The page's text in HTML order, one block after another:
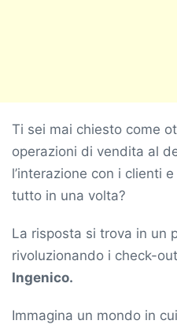
Ti sei mai chiesto come
operazioni di vendita al
l’interazione con i clienti
tutto in una volta?
La risposta si trova in un
rivoluzionando i check-
Ingenico.
Immagina un mondo in